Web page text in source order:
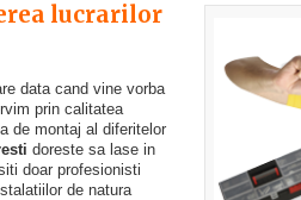
lucrarilor
data cand vine vorba
prin calitatea
de montaj al diferitelor
doreste sa lase in
doar profesionisti
de natura